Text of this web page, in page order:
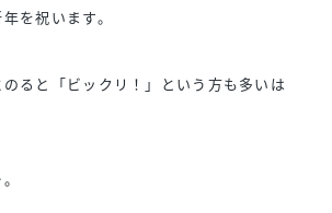
を祝います。
ると「ビックリ！」という方も多いは